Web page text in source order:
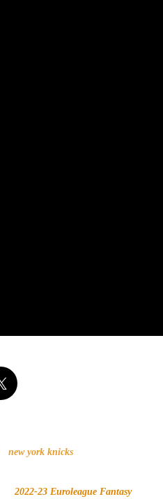
new york knicks
2022-23 Euroleague Fantasy